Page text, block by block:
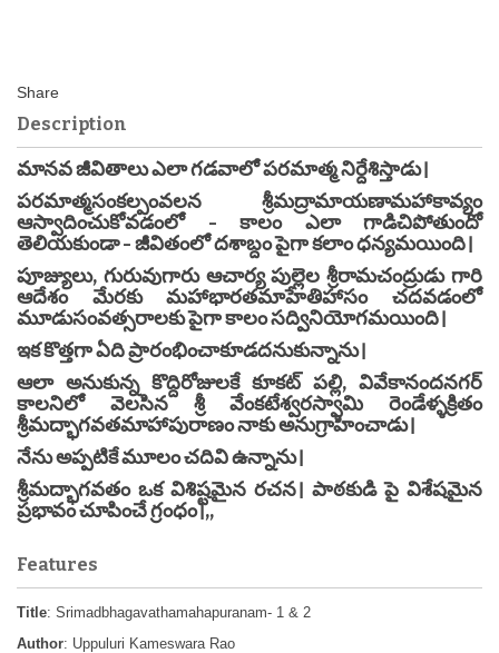
Description
మానవ జీవితాలు ఎలా గడవాలో పరమాత్మ నిర్దేశిస్తాడు।
పరమాత్మసంకల్పంవలన శ్రీమద్రామాయణామహాకావ్యం
ఆస్వాదించుకోవడంలో - కాలం ఎలా గాడిచిపోతుందో
తెలియకుండా - జీవితంలో దశాబ్దం పైగా కలాం ధన్యమయింది।
పూజ్యులు, గురువుగారు ఆచార్య పుల్లెల శ్రీరామచంద్రుడు గారి
ఆదేశం మేరకు మహాభారతమాహేతిహాసం చదవడంలో
మూడుసంవత్సరాలకు పైగా కాలం సద్వినియోగమయింది।
ఇక కొత్తగా ఏది ప్రారంభించాకూడదనుకున్నాను।
ఆలా అనుకున్న కొద్దిరోజులకే కూకట్ పల్లి, వివేకానందనగర్
కాలనిలో వెలసిన శ్రీ వేంకటేశ్వరస్వామి రెండేళ్ళక్రితం
శ్రీమద్భాగవతమాహాపురాణం నాకు అనుగ్రాహించాడు।
నేను అప్పటికే మూలం చదివి ఉన్నాను।
శ్రీమద్భాగవతం ఒక విశిష్టమైన రచన। పాఠకుడి పై విశేషమైన
ప్రభావం చూపించే గ్రంధం।,,
Features
Title: Srimadbhagavathamahapuranam- 1 & 2
Author: Uppuluri Kameswara Rao